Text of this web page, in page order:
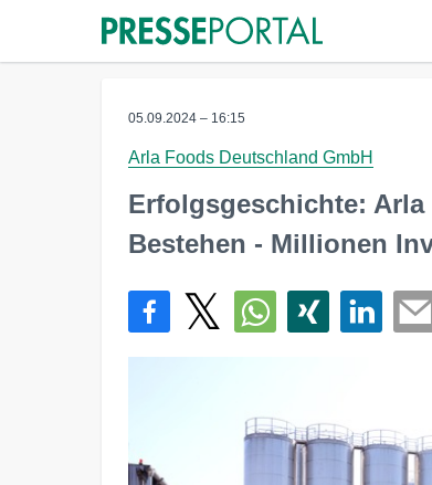
05.09.2024 – 16:15
Arla Foods Deutschland GmbH
Erfolgsgeschichte:
Bestehen - Millionen